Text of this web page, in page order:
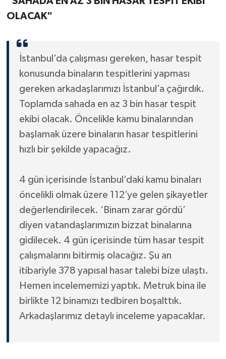
OLACAK"
İstanbul’da çalışması gereken, hasar tespit
konusunda binaların tespitlerini yapması
gereken arkadaşlarımızı İstanbul’a çağırdık.
Toplamda sahada en az 3 bin hasar tespit
ekibi olacak. Öncelikle kamu binalarından
başlamak üzere binaların hasar tespitlerini
hızlı bir şekilde yapacağız.
4 gün içerisinde İstanbul’daki kamu binaları
öncelikli olmak üzere 112’ye gelen şikayetler
değerlendirilecek. ‘Binam zarar gördü’
diyen vatandaşlarımızın bizzat binalarına
gidilecek. 4 gün içerisinde tüm hasar tespit
çalışmalarını bitirmiş olacağız. Şu an
itibariyle 378 yapısal hasar talebi bize ulaştı.
Hemen incelememizi yaptık. Metruk bina ile
birlikte 12 binamızı tedbiren boşalttık.
Arkadaşlarımız detaylı inceleme yapacaklar.